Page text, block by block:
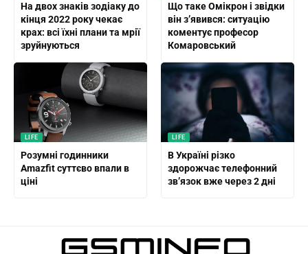
На двох знаків зодіаку до
кінця 2022 року чекає
крах: всі їхні плани та мрії
зруйнуються
Що таке Омікрон і звідки
він з’явився: ситуацію
коментує професор
Комаровський
LIFE
Розумні годинники
Amazfit суттєво впали в
ціні
LIFE
В Україні різко
здорожчає телефонний
зв’язок вже через 2 дні